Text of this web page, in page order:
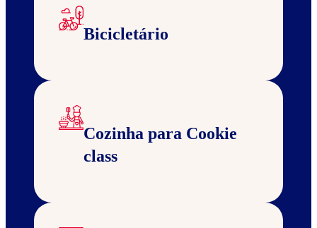
Bicicletário
Cozinha para Cookie
class